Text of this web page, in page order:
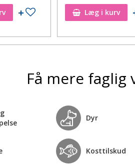
Tilføj til ønskeseddelLæg i kurv
Få mere faglig
Dyr
Kosttilskud